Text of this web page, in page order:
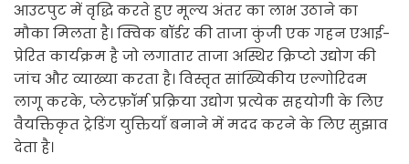
आउटपुट में वृद्धि करते हुए मूल्य अंतर का लाभ उठाने का
मौका मिलता है। क्विक बॉर्डर की ताजा कुंजी एक गहन एआई-
प्रेरित कार्यक्रम है जो लगातार ताजा अस्थिर क्रिप्टो उद्योग की
जांच और व्याख्या करता है। विस्तृत सांख्यिकीय एल्गोरिदम
लागू करके, प्लेटफ़ॉर्म प्रक्रिया उद्योग प्रत्येक सहयोगी के लिए
वैयक्तिकृत ट्रेडिंग युक्तियाँ बनाने में मदद करने के लिए सुझाव
देता है।